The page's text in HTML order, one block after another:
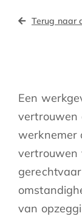
Terug naar
Een
vertrouwen
werknemer
vertrouwen
van